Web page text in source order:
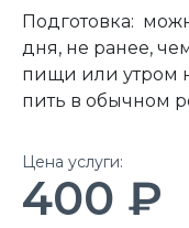
Подготовка:
дня, не ранее,
пищи или утром
пить в обычном
Цена услуги:
400 ₽